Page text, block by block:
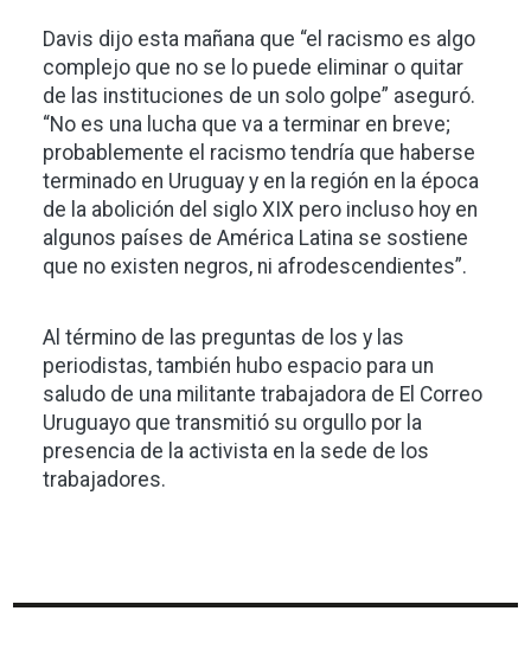
Davis dijo esta mañana que “el racismo es algo
complejo que no se lo puede eliminar o quitar
de las instituciones de un solo golpe” aseguró.
“No es una lucha que va a terminar en breve;
probablemente el racismo tendría que haberse
terminado en Uruguay y en la región en la época
de la abolición del siglo XIX pero incluso hoy en
algunos países de América Latina se sostiene
que no existen negros, ni afrodescendientes”.
Al término de las preguntas de los y las
periodistas, también hubo espacio para un
saludo de una militante trabajadora de El Correo
Uruguayo que transmitió su orgullo por la
presencia de la activista en la sede de los
trabajadores.